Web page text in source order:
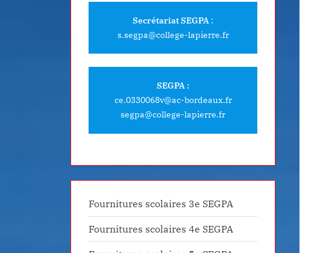
Secrétariat SEGPA :
s.segpa@college-lapierre.fr
SEGPA :
ce.0330068v@ac-bordeaux.fr
segpa@college-lapierre.fr
Fournitures scolaires 3e SEGPA
Fournitures scolaires 4e SEGPA